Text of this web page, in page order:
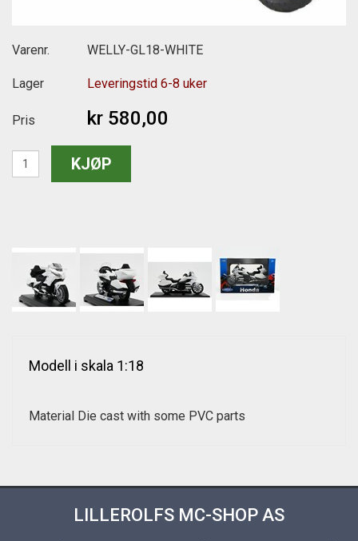
Varenr. WELLY-GL18-WHITE
Lager Leveringstid 6-8 uker
Pris kr 580,00
Modell i skala 1:18
Material Die cast with some PVC parts
LILLEROLFS MC-SHOP AS